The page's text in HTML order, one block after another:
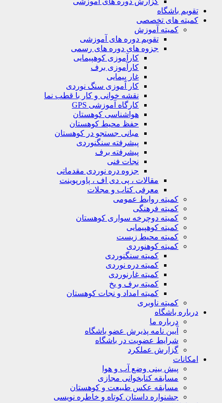
باشگاه
های تخصصی
کمیته آموزش
تقویم دوره های آموزشی
جزوه های دوره های رسمی
کارآموزی کوهپیمایی
کارآموزی برف
غار پیمایی
کار آموزی سنگ نوردی
نقشه خوانی و کار با قطب نما
کارگاه آموزشی GPS
هواشناسی کوهستان
حفظ محیط کوهستان
مبانی جستجو در کوهستان
پیشرفته سنگنوردی
پیشرفته برف
نجات فنی
جزوه دره نوردی مقدماتی
مقالات ، پی دی اف ، پاورپوینت
معرفی کتاب و مجلات
کمیته روابط عمومی
کمیته فرهنگی
کمیته دوچرخه سواری کوهستان
کمیته کوهپیمایی
کمیته محیط زیست
کمیته کوهنوردی
کمیته سنگنوردی
کمیته دره نوردی
کمیته غارنوردی
کمیته برف و یخ
کمیته امداد و نجات کوهستان
کمیته ناوبری
باشگاه
درباره ما
آیین نامه پذیرش عضو باشگاه
شرایط عضویت در باشگاه
گزارش عملکرد
پیش بینی وضع آب و هوا
مسابقه کتابخوانی مجازی
مسابقه عکس طبیعت و کوهستان
جشنواره داستان کوتاه و خاطره نویسی